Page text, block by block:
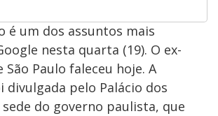
é um dos assuntos mais
nesta quarta (19). O ex-
São Paulo faleceu hoje. A
divulgada pelo Palácio dos
do governo paulista, que